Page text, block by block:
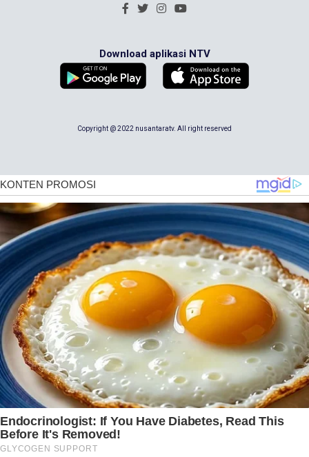
Download aplikasi NTV
Copyright @ 2022 nusantaratv. All right reserved